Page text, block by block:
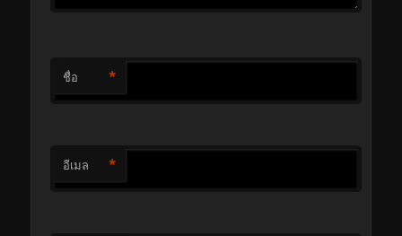
ชื่อ *
อีเมล *